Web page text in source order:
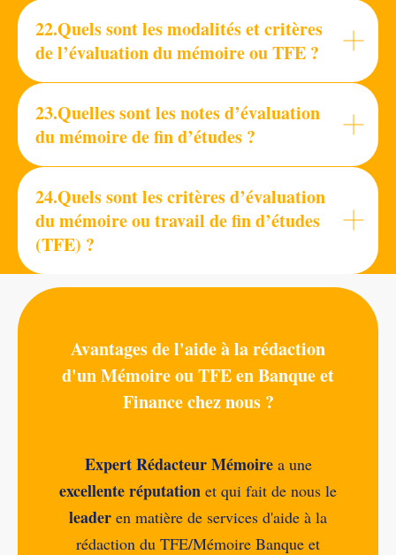
22.Quels sont les modalités et critères
de l’évaluation du mémoire ou TFE ?
23.Quelles sont les notes d’évaluation
du mémoire de fin d’études ?
24.Quels sont les critères d’évaluation
du mémoire ou travail de fin d’études
(TFE) ?
Avantages de l'aide à la rédaction
d'un Mémoire ou TFE en Banque et
Finance chez nous ?
Expert Rédacteur Mémoirea une
excellente réputation et qui fait de nous le
leader en matière de services d'aide à la
rédaction du TFE/Mémoire Banque et